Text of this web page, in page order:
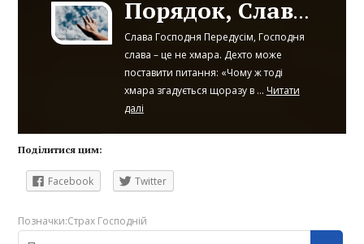
Порядок, Слава і Суд. Частина 1 (Закінчення)
Слава Господня Передусім, Господня
слава – це не хмара. Дехто може
поставити питання: «Чому ж тоді
хмара згадується щоразу в ... Читати
далі
Поділитися цим:
Facebook Twitter
Позначки:Страх Господній